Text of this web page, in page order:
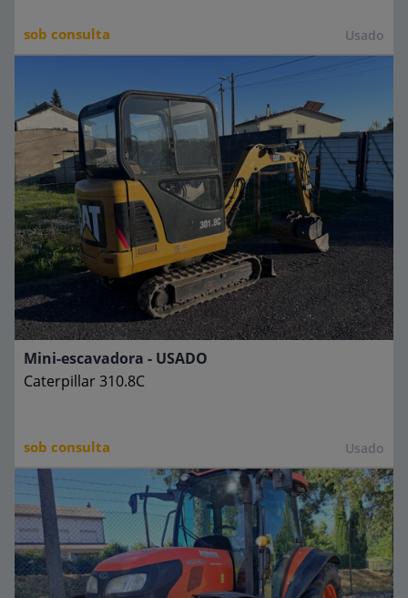
Usado
sob consulta
Usado
Mini-escavadora - USADO
Caterpillar310.8C
sob consulta